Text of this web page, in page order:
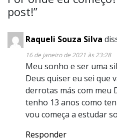
post!”
Raqueli Souza Silva
16 de janeiro de 2021 às 23:28
Meu sonho e ser uma
Deus quiser eu sei que
derrotas más com meu
tenho 13 anos como
vou começa a estudar
Responder